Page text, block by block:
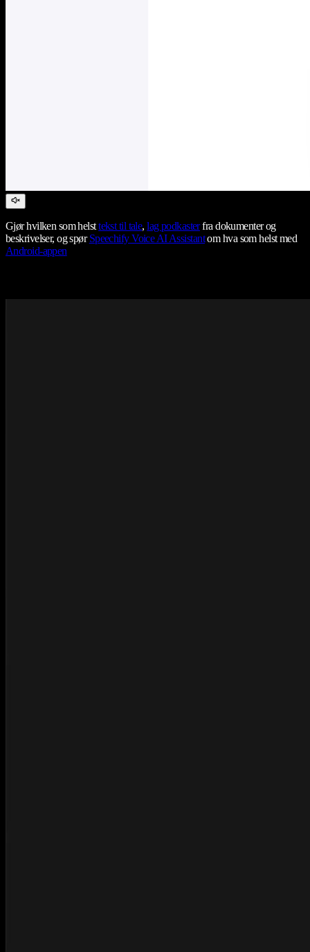
Gjør hvilken som helsttekst til tale,lag podkasterfra dokumenter og
beskrivelser, og spørSpeechify Voice AI Assistantom hva som helst med
Android-appen